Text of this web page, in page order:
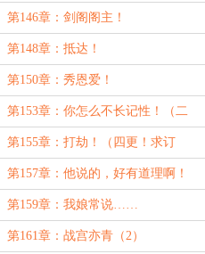
第146章：剑阁阁主！
第148章：抵达！
第150章：秀恩爱！
第153章：你怎么不长记性！（二
更，求订阅，求支持！）
第155章：打劫！（四更！求订
阅！）
第157章：他说的，好有道理啊！
第159章：我娘常说……
第161章：战宫亦青（2）